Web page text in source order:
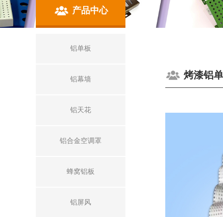
产品中心
铝单板
铝幕墙
铝天花
铝合金空调罩
蜂窝铝板
铝屏风
烤漆铝